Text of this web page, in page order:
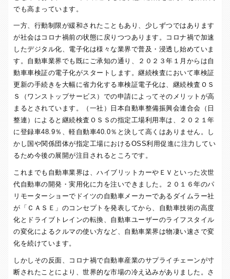
でも高まっています。
一方、行動制限が緩和されたこともあり、少しずつではあります
が社会はコロナ禍前の状態に戻りつつあります。コロナ禍で加速
したデジタル化、電子化は様々な業界で普及・浸透し始めていま
す。自動車業界でも既にご承知の通り、２０２３年１月からは自
動車車検証の電子化がスタートします。継続検査において車検証
更新の手続きを大幅に省力化する車検証電子化は、継続検査ＯＳ
Ｓ（ワンストップサービス）での申請によってそのメリットが高
まるとされています。（一社）日本自動車整備振興会連合会（日
整連）によると継続検査ＯＳＳの指定工場利用率は、２０２１年
に登録車48.9％、軽自動車40.0％と決して高くはありません。し
かし国や関係団体が指定工場におけるOSS利用促進に注力してい
るため今後の展開が注目されるところです。
これまでも自動車業界は、ハイブリットカーやＥＶといった次世
代自動車の開発・実用化に力を注いできました。２０１６年のパ
リモーターショーでドイツの自動車メーカーであるダイムラー社
が「ＣＡＳＥ」のコンセプトを発表してから、自動車技術の高度
化とドライブトレインの転換、自動車ユーザーのライフスタイル
の変化によるクルマの使い方など、自動車業界は物凄い速さで変
化を続けています。
しかしその反面、コロナ禍で自動車産業のサプライチェーンが寸
断されたことにより、世界的な市場の冷え込みがありました。さ